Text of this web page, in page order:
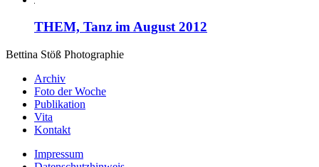
THEM, Tanz im August 2012
Bettina Stöß Photographie
Archiv
Foto der Woche
Publikation
Vita
Kontakt
Impressum